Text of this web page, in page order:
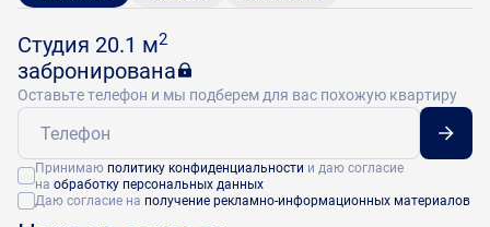
Студия 20.1 м2
забронирована
Оставьте телефон и мы подберем для вас похожую квартиру
Принимаю политику конфиденциальности и даю согласие
на обработку персональных данных
Даю согласие на получение рекламно-информационных материалов